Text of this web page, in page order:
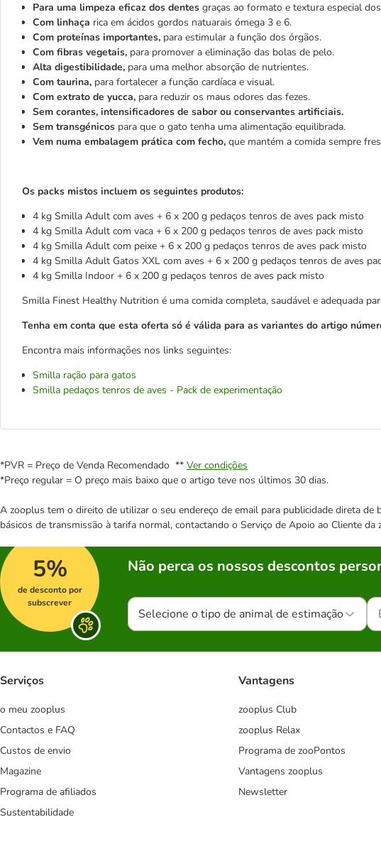
Para uma limpeza eficaz dos dentes graças ao formato e textura especial
Com linhaça rica em ácidos gordos natuarais ómega 3 e 6.
Com proteínas importantes, para estimular a função dos órgãos.
Com fibras vegetais, para promover a eliminação das bolas de pelo.
Alta digestibilidade, para uma melhor absorção de nutrientes.
Com taurina, para fortalecer a função cardíaca e visual.
Com extrato de yucca, para reduzir os maus odores das fezes.
Sem corantes, intensificadores de sabor ou conservantes artificiais.
Sem transgénicos para que o gato tenha uma alimentação equilibrada.
Vem numa embalagem prática com fecho, que mantém a comida sempre
Os packs mistos incluem os seguintes produtos:
4 kg Smilla Adult com aves + 6 x 200 g pedaços tenros de aves pack misto
4 kg Smilla Adult com vaca + 6 x 200 g pedaços tenros de aves pack misto
4 kg Smilla Adult com peixe + 6 x 200 g pedaços tenros de aves pack misto
4 kg Smilla Adult Gatos XXL com aves + 6 x 200 g pedaços tenros de aves
4 kg Smilla Indoor + 6 x 200 g pedaços tenros de aves pack misto
Smilla Finest Healthy Nutrition é uma comida completa, saudável e adequada
Tenha em conta que esta oferta só é válida para as variantes do artigo
Encontra mais informações nos links seguintes:
Smilla ração para gatos
Smilla pedaços tenros de aves - Pack de experimentação
*PVR = Preço de Venda Recomendado ** Ver condições
*Preço regular = O preço mais baixo que o artigo teve nos últimos 30 dias.
A zooplus tem o direito de utilizar o seu endereço de email para publicidade direta
básicos de transmissão à tarifa normal, contactando o Serviço de Apoio ao Cliente
5%
de desconto por
subscrever
Não perca os nossos descontos
Selecione o tipo de animal de estimação
Serviços
o meu zooplus
Contactos e FAQ
Custos de envio
Magazine
Programa de afiliados
Sustentabilidade
Vantagens
zooplus Club
zooplus Relax
Programa de zooPontos
Vantagens zooplus
Newsletter